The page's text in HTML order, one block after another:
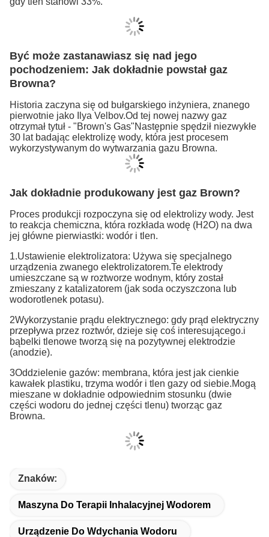
Być może zastanawiasz się nad jego
pochodzeniem: Jak dokładnie powstał gaz
Browna?
Historia zaczyna się od bułgarskiego inżyniera, znanego
pierwotnie jako Ilya Velbov.Od tej nowej nazwy gaz
otrzymał tytuł - "Brown's Gas"Następnie spędził niezwykłe
30 lat badając elektrolizę wody, która jest procesem
wykorzystywanym do wytwarzania gazu Browna.
Jak dokładnie produkowany jest gaz Brown?
Proces produkcji rozpoczyna się od elektrolizy wody. Jest
to reakcja chemiczna, która rozkłada wodę (H2O) na dwa
jej główne pierwiastki: wodór i tlen.
1.Ustawienie elektrolizatora: Używa się specjalnego
urządzenia zwanego elektrolizatorem.Te elektrody
umieszczane są w roztworze wodnym, który został
zmieszany z katalizatorem (jak soda oczyszczona lub
wodorotlenek potasu).
2Wykorzystanie prądu elektrycznego: gdy prąd elektryczny
przepływa przez roztwór, dzieje się coś interesującego.i
bąbelki tlenowe tworzą się na pozytywnej elektrodzie
(anodzie).
3Oddzielenie gazów: membrana, która jest jak cienkie
kawałek plastiku, trzyma wodór i tlen gazy od siebie.Mogą
mieszane w dokładnie odpowiednim stosunku (dwie
części wodoru do jednej części tlenu) tworząc gaz
Browna.
Znaków:
Maszyna Do Terapii Inhalacyjnej Wodorem
Urządzenie Do Wdychania Wodoru